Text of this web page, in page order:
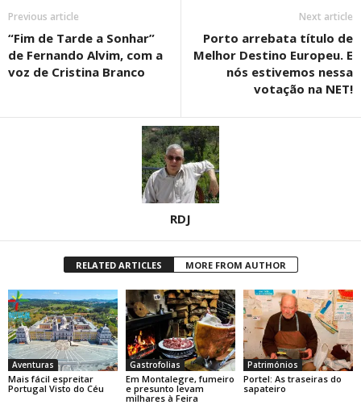
Previous article
“Fim de Tarde a Sonhar”
de Fernando Alvim, com a
voz de Cristina Branco
Next article
Porto arrebata título de
Melhor Destino Europeu. E
nós estivemos nessa
votação na NET!
RDJ
RELATED ARTICLES MORE FROM AUTHOR
Aventuras
Mais fácil espreitar
Portugal Visto do Céu
Gastrofolias
Em Montalegre, fumeiro
e presunto levam
milhares à Feira
Patrimónios
Portel: As traseiras do
sapateiro